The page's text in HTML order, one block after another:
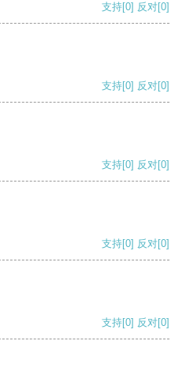
支持[0] 反对[0]
支持[0] 反对[0]
支持[0] 反对[0]
支持[0] 反对[0]
支持[0] 反对[0]